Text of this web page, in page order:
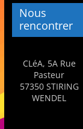
Nous
rencontrer
CLéA, 5A Rue
Pasteur
57350 STIRING
WENDEL